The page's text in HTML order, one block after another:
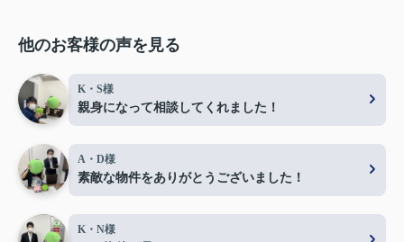
他のお客様の声を見る
K・S様
親身になって相談してくれました！
A・D様
素敵な物件をありがとうございました！
K・N様